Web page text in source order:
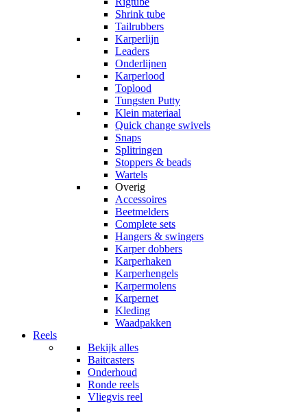
Shrink tube
Tailrubbers
Karperlijn
Leaders
Onderlijnen
Karperlood
Toplood
Tungsten Putty
Klein materiaal
Quick change swivels
Snaps
Splitringen
Stoppers & beads
Wartels
Overig
Accessoires
Beetmelders
Complete sets
Hangers & swingers
Karper dobbers
Karperhaken
Karperhengels
Karpermolens
Karpernet
Kleding
Waadpakken
Reels
Bekijk alles
Baitcasters
Onderhoud
Ronde reels
Vliegvis reel